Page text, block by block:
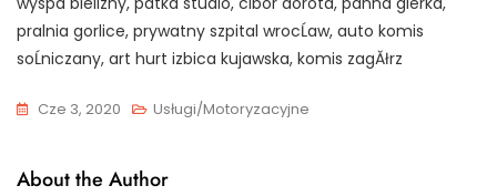
pralnia gorlice, prywatny szpital wrocĹaw, auto komis
soĹniczany, art hurt izbica kujawska, komis zagĂłrz
Cze 3, 2020 Usługi/Motoryzacyjne
About the Author